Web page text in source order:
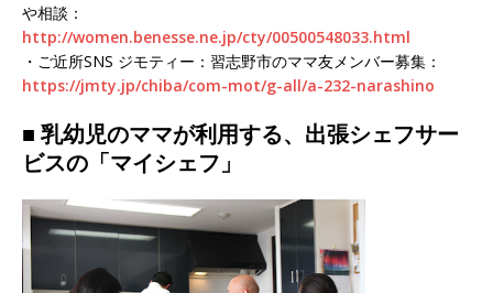
や相談：
http://women.benesse.ne.jp/cty/00500548033.html
・ご近所SNS ジモティー：習志野市のママ友メンバー募集：
https://jmty.jp/chiba/com-mot/g-all/a-232-narashino
■ 乳幼児のママが利用する、出張シェフサー
ビスの「マイシェフ」